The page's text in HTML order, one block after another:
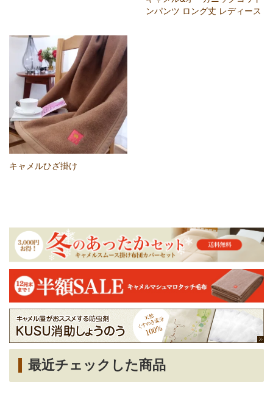
ンパンツ ロング丈 レディース
キャメルひざ掛け
最近チェックした商品